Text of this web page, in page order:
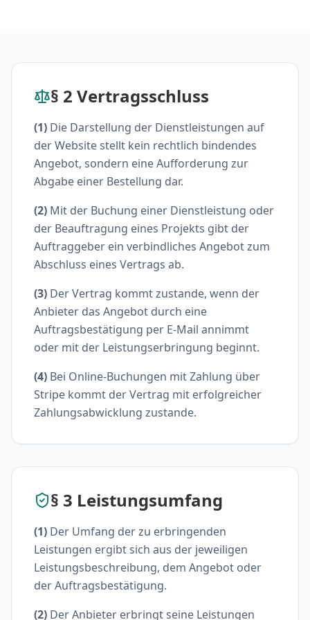
§ 2 Vertragsschluss
(1) Die Darstellung der Dienstleistungen auf
der Website stellt kein rechtlich bindendes
Angebot, sondern eine Aufforderung zur
Abgabe einer Bestellung dar.
(2) Mit der Buchung einer Dienstleistung oder
der Beauftragung eines Projekts gibt der
Auftraggeber ein verbindliches Angebot zum
Abschluss eines Vertrags ab.
(3) Der Vertrag kommt zustande, wenn der
Anbieter das Angebot durch eine
Auftragsbestätigung per E-Mail annimmt
oder mit der Leistungserbringung beginnt.
(4) Bei Online-Buchungen mit Zahlung über
Stripe kommt der Vertrag mit erfolgreicher
Zahlungsabwicklung zustande.
§ 3 Leistungsumfang
(1) Der Umfang der zu erbringenden
Leistungen ergibt sich aus der jeweiligen
Leistungsbeschreibung, dem Angebot oder
der Auftragsbestätigung.
(2) Der Anbieter erbringt seine Leistungen